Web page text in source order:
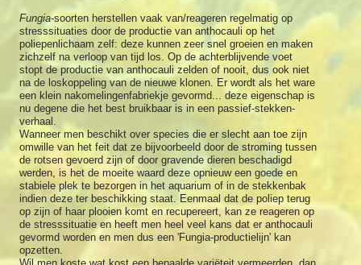
Fungia-soorten herstellen vaak van/reageren regelmatig op
stresssituaties door de productie van anthocauli op het
poliepenlichaam zelf: deze kunnen zeer snel groeien en maken
zichzelf na verloop van tijd los. Op de achterblijvende voet
stopt de productie van anthocauli zelden of nooit, dus ook niet
na de loskoppeling van de nieuwe klonen. Er wordt als het ware
een klein nakomelingenfabriekje gevormd... deze eigenschap is
nu degene die het best bruikbaar is in een passief-stekken-
verhaal.
Wanneer men beschikt over species die er slecht aan toe zijn
omwille van het feit dat ze bijvoorbeeld door de stroming tussen
de rotsen gevoerd zijn of door gravende dieren beschadigd
werden, is het de moeite waard deze opnieuw een goede en
stabiele plek te bezorgen in het aquarium of in de stekkenbak
indien deze ter beschikking staat. Eenmaal dat de poliep terug
op zijn of haar plooien komt en recupereert, kan ze reageren op
de stresssituatie en heeft men heel veel kans dat er anthocauli
gevormd worden en men dus een 'Fungia-productielijn' kan
opzetten.